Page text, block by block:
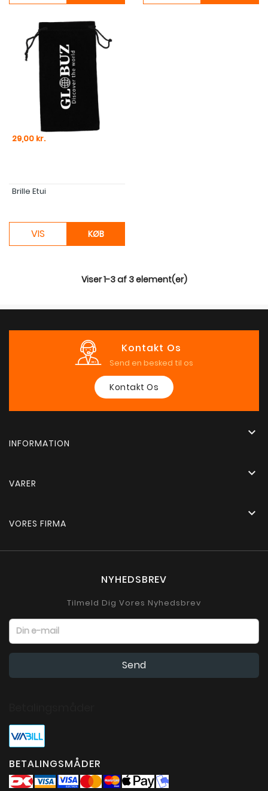
Pris
29,00 kr.
Brille Etui
VIS KØB
Viser 1-3 af 3 element(er)
Kontakt Os
Send en besked til os
Kontakt Os
INFORMATION

VARER

VORES FIRMA

NYHEDSBREV
Tilmeld Dig Vores Nyhedsbrev
BETALINGSMÅDER